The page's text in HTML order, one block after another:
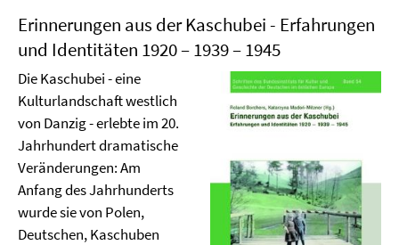
Erinnerungen aus der Kaschubei - Erfahrungen
und Identitäten 1920 – 1939 – 1945
Die Kaschubei - eine
Kulturlandschaft westlich
von Danzig - erlebte im 20.
Jahrhundert dramatische
Veränderungen: Am
Anfang des Jahrhunderts
wurde sie von Polen,
Deutschen, Kaschuben